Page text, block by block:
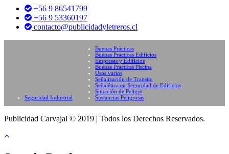
+56 9 86541799
+56 9 53360197
contacto@publicidadyletreros.cl
Seguridad Industrial
Buenas Prácticas
Buenas Practicas Edificios
Empresas y Edificios
Buenas Practicas Piscina
Usos varios
Señalización de Transito
Señalética en Seguridad de Edificios
Situación de Peligro
Sustancias Peligrosas
Publicidad Carvajal © 2019 | Todos los Derechos Reservados.